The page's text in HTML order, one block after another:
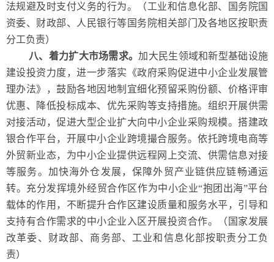
法规避及时支付义务的行为。（工业和信息化部、国务院国
资委、财政部、人民银行等国务院相关部门及各地区按职责
分工负责）
八、着力扩大市场需求。加大民生领域和新型基础设施
建设投资力度，进一步落实《政府采购促进中小企业发展管
理办法》，鼓励各地因地制宜细化预留采购份额、价格评审
优惠、降低投标成本、优先采购等支持措施。组织开展供需
对接活动，促进大型企业扩大向中小企业采购规模。搭建政
银合作平台，开展中小企业跨境撮合服务。依托跨境电商等
外贸新业态，为中小企业提供远程网上交流、供需信息对接
等服务。加快海外仓发展，保障外贸产业链供应链畅通运
转。充分发挥境外经贸合作区作为中小企业“抱团出海”平台
载体的作用，不断提升合作区建设质量和服务水平，引导和
支持有合作需求的中小企业入区开展投资合作。（国家发展
改革委、财政部、商务部、工业和信息化部按职责分工负
责）